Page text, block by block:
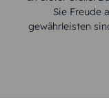
Sie Freude
gewährleisten